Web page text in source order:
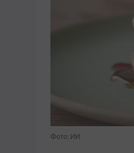
Фото: ИИ